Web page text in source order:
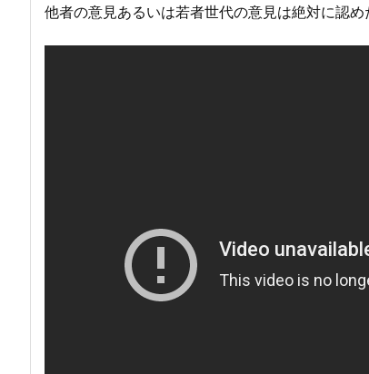
他者の意見あるいは若者世代の意見は絶対に認